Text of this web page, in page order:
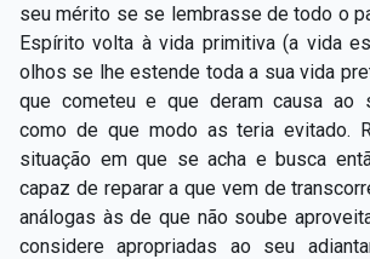
seu mérito se se lembrasse de todo o
Espírito volta à vida primitiva (a vida
olhos se lhe estende toda a sua vida
que cometeu e que deram causa ao
como de que modo as teria evitado.
situação em que se acha e busca
capaz de reparar a que vem de
análogas às de que não soube
considere apropriadas ao seu